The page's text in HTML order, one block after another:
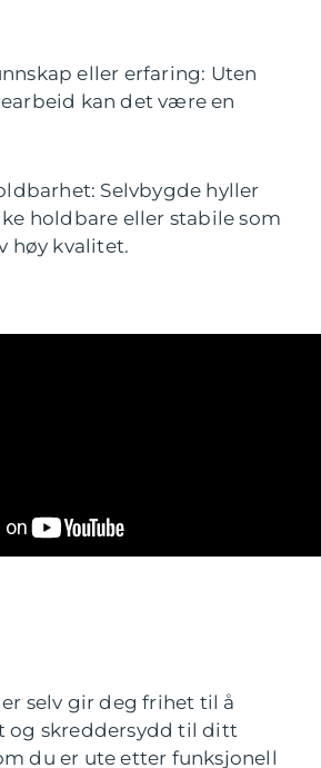
eller erfaring: Uten
kan det være en
Selvbygde hyller
holdbare eller stabile som
høy kvalitet.
selv gir deg frihet til å
og skreddersydd til ditt
du er ute etter funksjonell